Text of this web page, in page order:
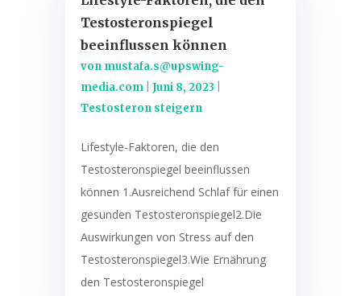
Testosteronspiegel
beeinflussen können
von mustafa.s@upswing-
media.com| Juni 8, 2023
Testosteron steigern
Lifestyle-Faktoren, die den
Testosteronspiegel beeinflussen
können 1.Ausreichend Schlaf für einen
gesunden Testosteronspiegel2.Die
Auswirkungen von Stress auf den
Testosteronspiegel3.Wie Ernährung
den Testosteronspiegel